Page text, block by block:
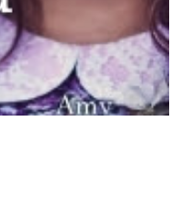
della storia (anzi, quale
ha praticamente solo